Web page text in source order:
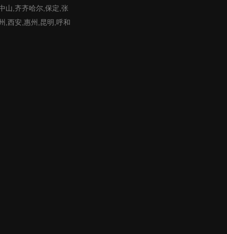
山,齐齐哈尔,保定,张
,西安,惠州,昆明,呼和